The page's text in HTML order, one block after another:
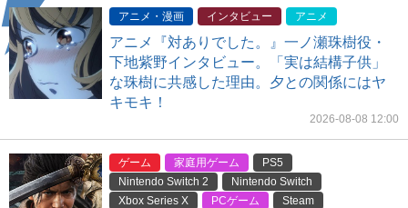
アニメ・漫画 インタビュー アニメ
アニメ『対ありでした。』一ノ瀬珠樹役・
下地紫野インタビュー。「実は結構子供」
な珠樹に共感した理由。夕との関係にはヤ
キモキ！
2026-08-08 12:00
ゲーム 家庭用ゲーム
PS5
Nintendo Switch 2
Nintendo Switch
Xbox Series X
PCゲーム
Steam